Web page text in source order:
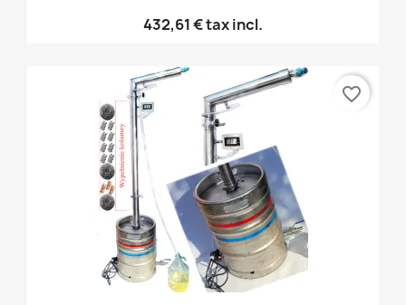
432,61 €tax incl.
favorite_border